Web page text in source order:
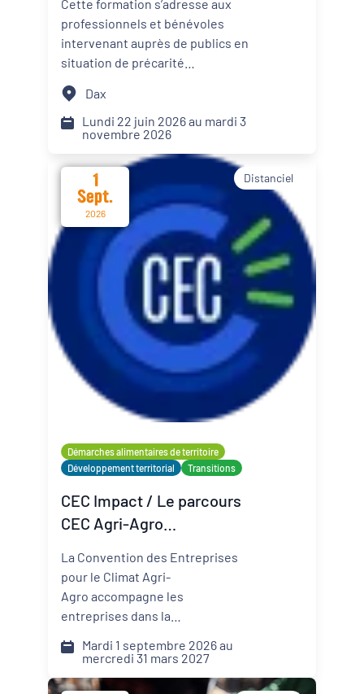
Dynamiques territoriales pour l’emploi
Transitions
Départements
Format de l'événement
Présentiel
Distanciel
Organisateur
Externe
personnes en situation de
précarité alimentaire
Cette formation s’adresse aux
professionnels et bénévoles
intervenant auprès de publics en
situation de précarité
alimentaire. Elle propose des
apports théoriques, des
échanges de pratiques et des
mises en situation afin d’intégrer
le renforcement du pouvoir
d’agir de leur public dans les
actions menées.
Dax
Lundi 22 juin 2026 au mardi 3
novembre 2026
1
Sept.
2026
Distanciel
Démarches alimentaires de territoire
Développement territorial
Transitions
CEC Impact / Le parcours
CEC Agri-Agro
Entreprises pour le Climat)
La Convention des Entreprises
pour le Climat Agri-
Agro accompagne les
entreprises dans la
face aux défis climatiques,
environnementaux et
Mardi 1 septembre 2026 au
mercredi 31 mars 2027